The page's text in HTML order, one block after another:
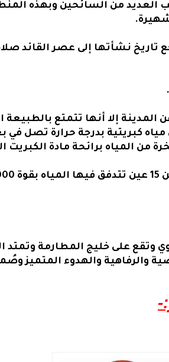
نشأتها إلى عصر القائد صلاح
إلا أنها تتمتع بالطبيعة
من المياه برائحة مادة الكبريت
والرفاهية والهدوء المتميز